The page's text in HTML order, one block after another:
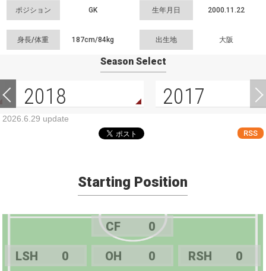
ポジション GK 生年月日 2000.11.22
身長/体重 187cm/84kg 出生地 大阪
Season Select
2018 2017
2026.6.29 update
RSS
Starting Position
CF 0
LSH 0 OH 0 RSH 0